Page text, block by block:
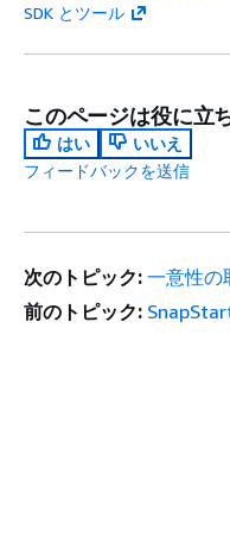
SDK とツール
このページは役に立
はい
いいえ
フィードバックを送信
次のトピック: 一意性の
前のトピック: